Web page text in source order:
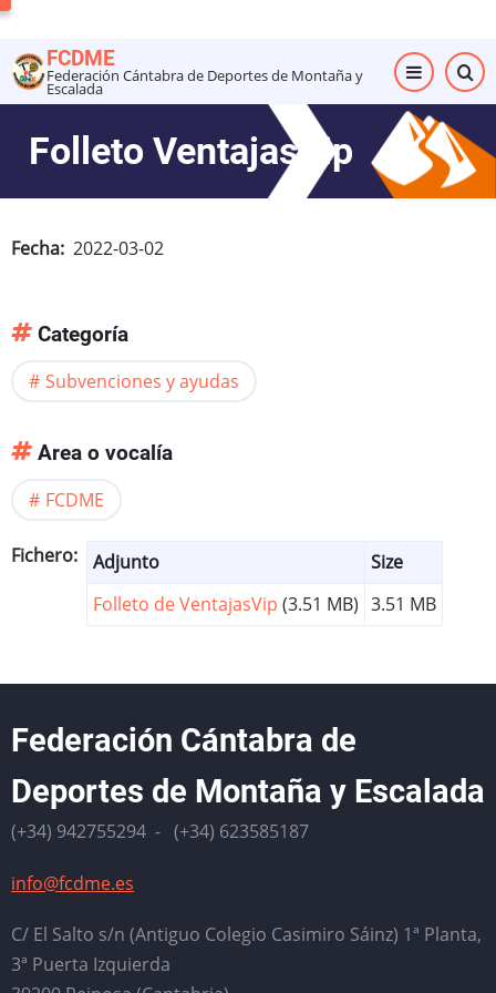
al
contenido
principal
FCDME
Federación Cántabra de Deportes de Montaña y
Escalada
Folleto VentajasVip
Fecha 2022-03-02
Categoría
Subvenciones y ayudas
Area o vocalía
FCDME
Fichero Adjunto
Size
Folleto de VentajasVip (3.51 MB) 3.51 MB
Federación Cántabra de
Deportes de Montaña y Escalada
(+34) 942755294 - (+34) 623585187
info@fcdme.es
C/ El Salto s/n (Antiguo Colegio Casimiro Sáinz) 1ª Planta,
3ª Puerta Izquierda